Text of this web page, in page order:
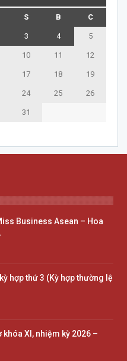
S B C
3 4 5
10 11 12
17 18 19
24 25 26
31
Business Asean – Hoa
hợp thứ 3 (Kỳ hợp thường lệ
khóa XI, nhiệm kỳ 2026 –